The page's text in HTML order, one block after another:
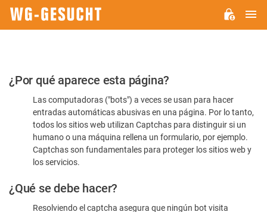
Por
favor,
confirme
humano
¿Por qué aparece esta página?
Las computadoras ("bots") a veces se usan para hacer
entradas automáticas abusivas en una página. Por lo tanto,
todos los sitios web utilizan Captchas para distinguir si un
humano o una máquina rellena un formulario, por ejemplo.
Captchas son fundamentales para proteger los sitios web y
los servicios.
¿Qué se debe hacer?
Resolviendo el captcha asegura que ningún bot visita